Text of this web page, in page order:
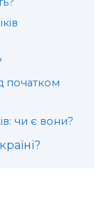
початком
чи є вони?